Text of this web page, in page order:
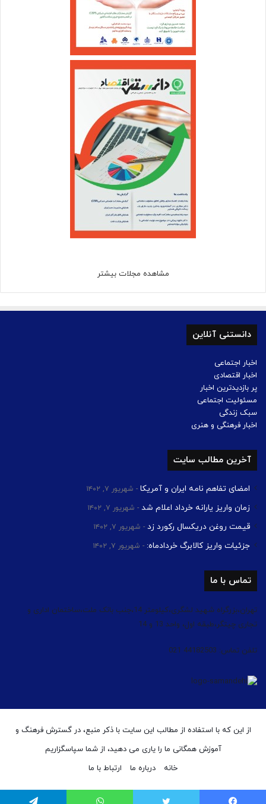
مشاهده مجلات بیشتر
دانستنی آنلاین
اخبار اجتماعی
اخبار اقتصادی
پر بازدیدترین اخبار
مسئولیت اجتماعی
سبک زندگی
اخبار فرهنگی و هنری
آخرین مطالب سایت
امضای تفاهم نامه ایران و آمریکا شهریور ۷, ۱۴۰۲
زمان واریز یارانه خرداد اعلام شد شهریور ۷, ۱۴۰۲
قیمت روغن دریکسال رکورد زد شهریور ۷, ۱۴۰۲
جزئیات واریز کالابرگ خردادماه: شهریور ۷, ۱۴۰۲
تماس با ما
تهران،بزرگراه شهید لشگری،کیلومتر 14،جنب بانک ملت،ساختمان اداری و
تجاری چیتگر،طبقه اول، واحد 13 و 14
تلفن تماس: 44182503 021
از این که با استفاده از مطالب این سایت با ذکر منبع، در گسترش فرهنگ و
آموزش همگانی ما را یاری می دهید، از شما سپاسگزاریم
خانه
درباره ما ارتباط با ما